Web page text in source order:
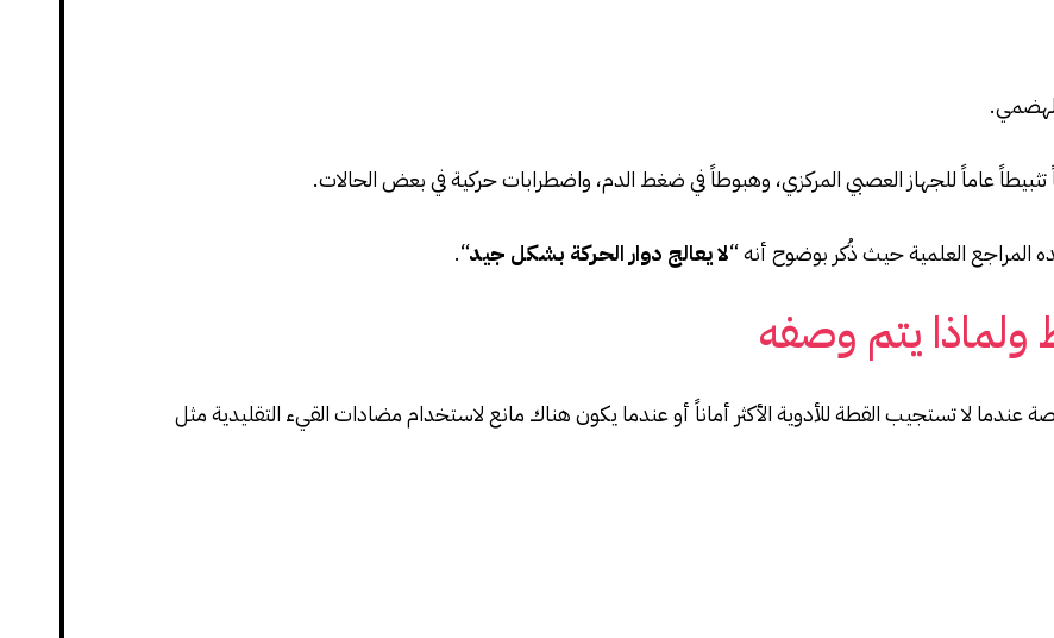
عاماً للجهاز العصبي المركزي، وهبوطاً في ضغط الدم، واضطرابات حركية في بعض الحالات.
المراجع العلمية حيث ذُكر بوضوح أنه “لا يعالج دوار الحركة بشكل جيد“.
ولماذا يتم وصفه
عندما لا تستجيب القطة للأدوية الأكثر أماناً أو عندما يكون هناك مانع لاستخدام مضادات القيء التقليدية مثل